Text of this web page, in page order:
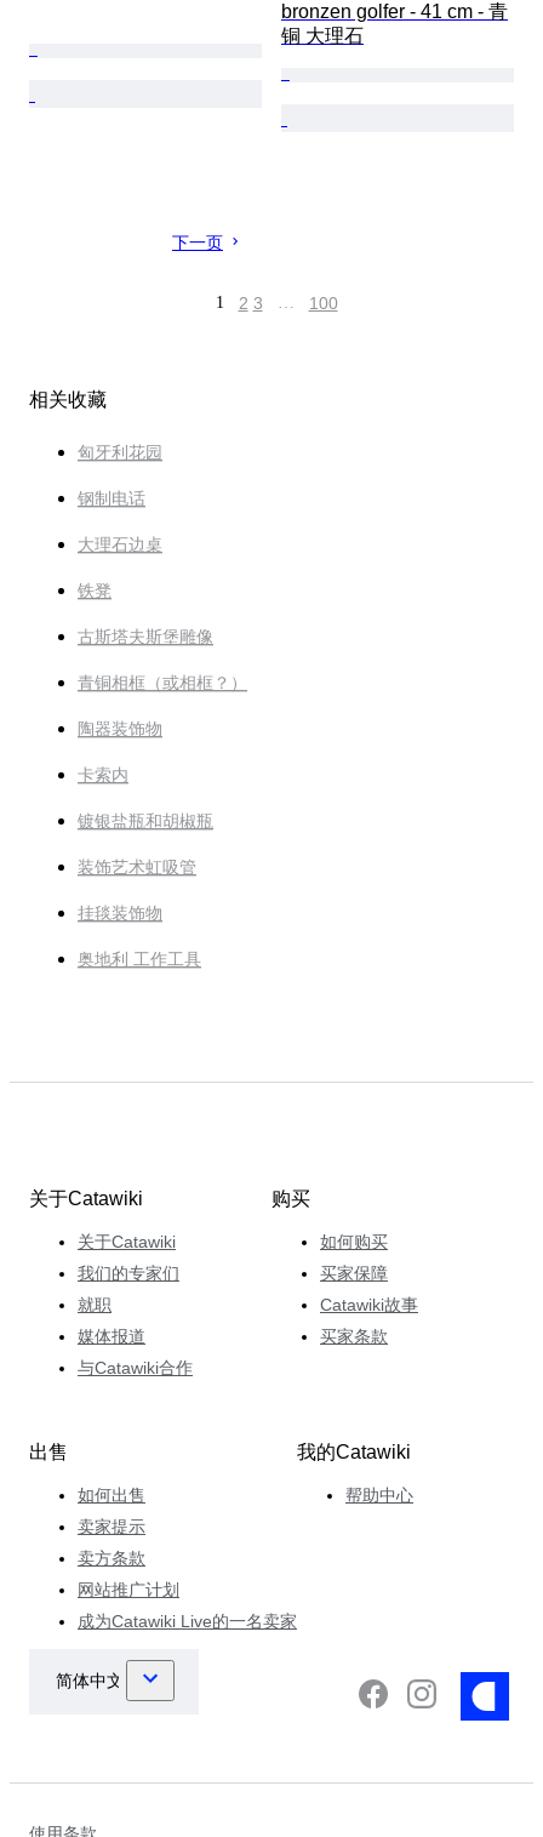
bronzen golfer - 41 cm - 青
铜 大理石
下一页
1 2 3 … 100
相关收藏
匈牙利花园
钢制电话
大理石边桌
铁凳
古斯塔夫斯堡雕像
青铜相框（或相框？）
陶器装饰物
卡索内
镀银盐瓶和胡椒瓶
装饰艺术虹吸管
挂毯装饰物
奥地利 工作工具
关于Catawiki
关于Catawiki
我们的专家们
就职
媒体报道
与Catawiki合作
购买
如何购买
买家保障
Catawiki故事
买家条款
出售
如何出售
卖家提示
卖方条款
网站推广计划
成为Catawiki Live的一名卖家
我的Catawiki
帮助中心